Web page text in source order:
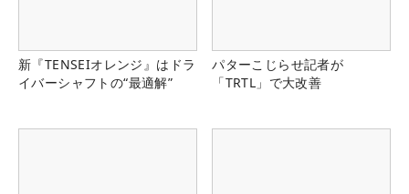
新『TENSEIオレンジ』はドラ
イバーシャフトの“最適解”
パターこじらせ記者が
「TRTL」で大改善